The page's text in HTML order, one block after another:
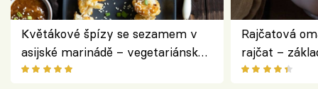
Květákové špízy se sezamem v
asijské marinádě – vegetariánská
chuťovka z grilu
Rajčatová
rajčat –